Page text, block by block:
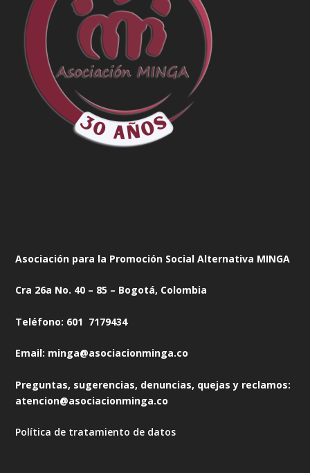
Asociación para la Promoción Social Alternativa MINGA
Cra 26a No. 40 – 85 – Bogotá, Colombia
Teléfono: 601 7179434
Email: minga@asociacionminga.co
Preguntas, sugerencias, denuncias, quejas y reclamos:
atencion@asociacionminga.co
Política de tratamiento de datos